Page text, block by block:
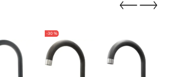
-30 %